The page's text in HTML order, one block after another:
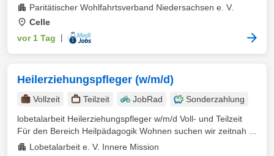
Paritätischer Wohlfahrtsverband Niedersachsen e. V.
Celle
vor 1 Tag
Heilerziehungspfleger (w/m/d)
Vollzeit Teilzeit JobRad
Sonderzahlung
lobetalarbeit Heilerziehungspfleger w/m/d Voll- und Teilzeit
Für den Bereich Heilpädagogik Wohnen suchen wir zeitnah ...
Lobetalarbeit e. V. Innere Mission